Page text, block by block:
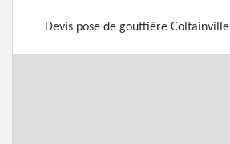
Devis pose de gouttière Coltainville